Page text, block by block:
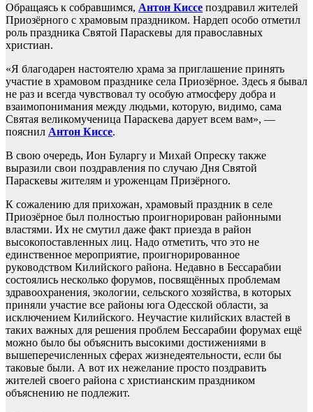
Обращаясь к собравшимся, Антон Киссе поздравил жителей
Приозёрного с храмовым праздником. Нардеп особо отметил
роль праздника Святой Параскевы для православных
христиан.
«Я благодарен настоятелю храма за приглашение принять
участие в храмовом празднике села Приозёрное. Здесь я бывал
не раз и всегда чувствовал ту особую атмосферу добра и
взаимопонимания между людьми, которую, видимо, сама
Святая великомученица Параскева дарует всем вам», —
пояснил Антон Киссе.
В свою очередь, Ион Буларгу и Михай Опреску также
выразили свои поздравления по случаю Дня Святой
Параскевы жителям и уроженцам Призёрного.
К сожалению для прихожан, храмовый праздник в селе
Приозёрное был полностью проигнорирован районными
властями. Их не смутил даже факт приезда в район
высокопоставленных лиц. Надо отметить, что это не
единственное мероприятие, проигнорированное
руководством Килийского района. Недавно в Бессарабии
состоялись несколько форумов, посвящённых проблемам
здравоохранения, экологии, сельского хозяйства, в которых
приняли участие все районы юга Одесской области, за
исключением Килийского. Неучастие килийских властей в
таких важных для решения проблем Бессарабии форумах ещё
можно было бы объяснить высокими достижениями в
вышеперечисленных сферах жизнедеятельности, если бы
таковые были. А вот их нежелание просто поздравить
жителей своего района с христианским праздником
объяснению не подлежит.